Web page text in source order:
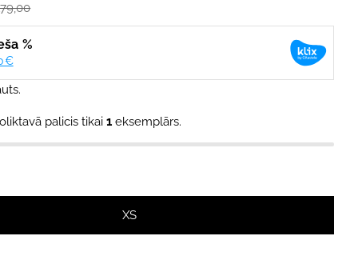
logā
palicis tikai1 eksemplārs.
XS